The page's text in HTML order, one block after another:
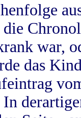
war,
das